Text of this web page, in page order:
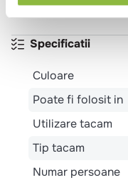
tacamurile
Specificatii
Culoare
Poate fi folosit in
Utilizare tacam
Tip tacam
Numar persoane